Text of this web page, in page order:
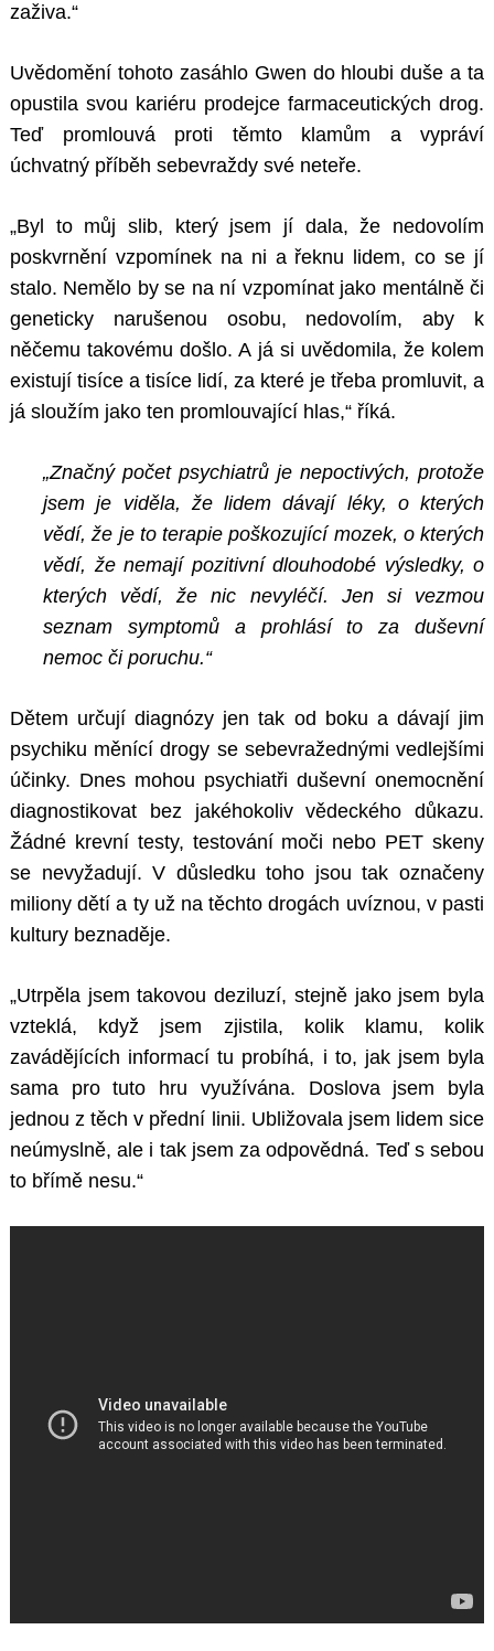
zaživa.“
Uvědomění tohoto zasáhlo Gwen do hloubi duše a ta
opustila svou kariéru prodejce farmaceutických drog.
Teď promlouvá proti těmto klamům a vypráví
úchvatný příběh sebevraždy své neteře.
„Byl to můj slib, který jsem jí dala, že nedovolím
poskvrnění vzpomínek na ni a řeknu lidem, co se jí
stalo. Nemělo by se na ní vzpomínat jako mentálně či
geneticky narušenou osobu, nedovolím, aby k
něčemu takovému došlo. A já si uvědomila, že kolem
existují tisíce a tisíce lidí, za které je třeba promluvit, a
já sloužím jako ten promlouvající hlas,“ říká.
„Značný počet psychiatrů je nepoctivých, protože
jsem je viděla, že lidem dávají léky, o kterých
vědí, že je to terapie poškozující mozek, o kterých
vědí, že nemají pozitivní dlouhodobé výsledky, o
kterých vědí, že nic nevyléčí. Jen si vezmou
seznam symptomů a prohlásí to za duševní
nemoc či poruchu.“
Dětem určují diagnózy jen tak od boku a dávají jim
psychiku měnící drogy se sebevražednými vedlejšími
účinky. Dnes mohou psychiatři duševní onemocnění
diagnostikovat bez jakéhokoliv vědeckého důkazu.
Žádné krevní testy, testování moči nebo PET skeny
se nevyžadují. V důsledku toho jsou tak označeny
miliony dětí a ty už na těchto drogách uvíznou, v pasti
kultury beznaděje.
„Utrpěla jsem takovou deziluzí, stejně jako jsem byla
vzteklá, když jsem zjistila, kolik klamu, kolik
zavádějících informací tu probíhá, i to, jak jsem byla
sama pro tuto hru využívána. Doslova jsem byla
jednou z těch v přední linii. Ubližovala jsem lidem sice
neúmyslně, ale i tak jsem za odpovědná. Teď s sebou
to břímě nesu.“